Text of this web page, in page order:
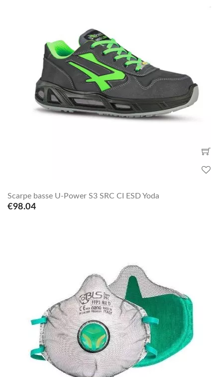
Scarpe basse U-Power S3 SRC CI ESD Yoda
€98.04